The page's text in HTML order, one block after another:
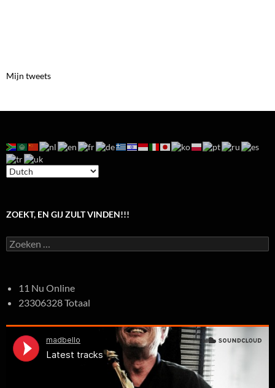
Mijn tweets
ZOEKT, EN GIJ ZULT VINDEN!!!
Zoeken
naar:
11 Nu Online
23306328 Totaal